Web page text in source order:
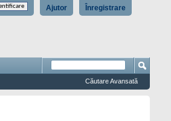
Înregistrare
Ajutor
Căutare Avansată